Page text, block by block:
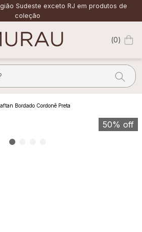
Sudeste exceto RJ em produtos de
coleção
0
Bordado Cordonê Preta
50% off